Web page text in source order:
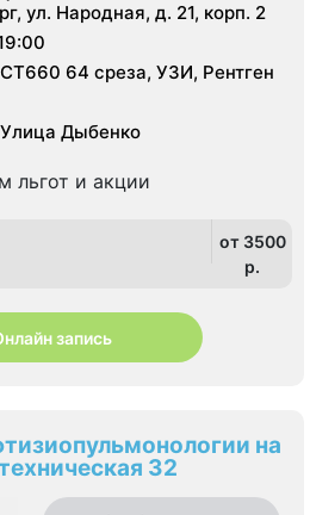
ул. Народная, д. 21, корп. 2
64 среза, УЗИ, Рентген
Дыбенко
льгот и акции
от 3500
p.
запись
на
32